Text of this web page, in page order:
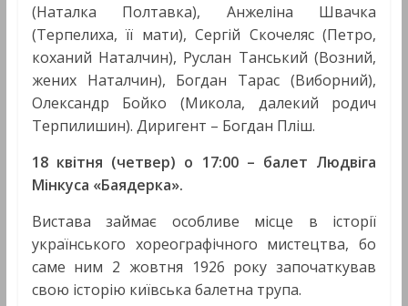
(Наталка Полтавка), Анжеліна Швачка
(Терпелиха, її мати), Сергій Скочеляс (Петро,
коханий Наталчин), Руслан Танський (Возний,
жених Наталчин), Богдан Тарас (Виборний),
Олександр Бойко (Микола, далекий родич
Терпилишин). Диригент – Богдан Пліш.
18 квітня (четвер) о 17:00 – балет Людвіга
Мінкуса «Баядерка».
Вистава займає особливе місце в історії
українського хореографічного мистецтва, бо
саме ним 2 жовтня 1926 року започаткував
свою історію київська балетна трупа.